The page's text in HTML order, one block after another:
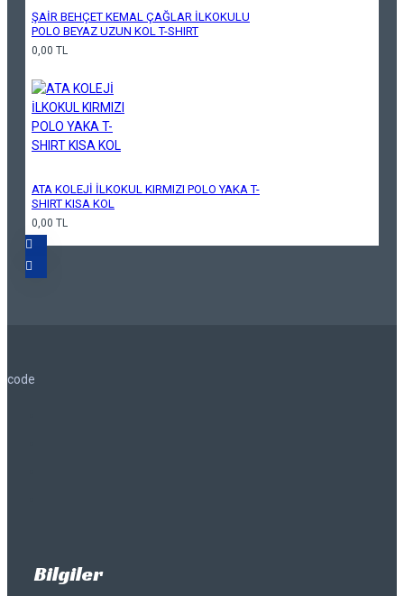
ŞAİR BEHÇET KEMAL ÇAĞLAR İLKOKULU
POLO BEYAZ UZUN KOL T-SHIRT
0,00 TL
ATA KOLEJİ İLKOKUL KIRMIZI POLO YAKA T-
SHIRT KISA KOL
0,00 TL
code
Bilgiler